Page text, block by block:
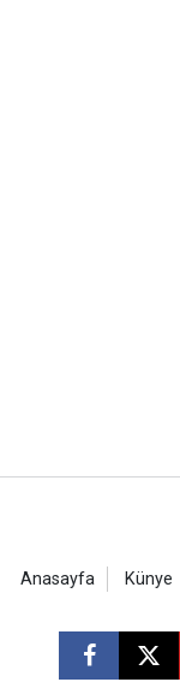
Anasayfa Künye